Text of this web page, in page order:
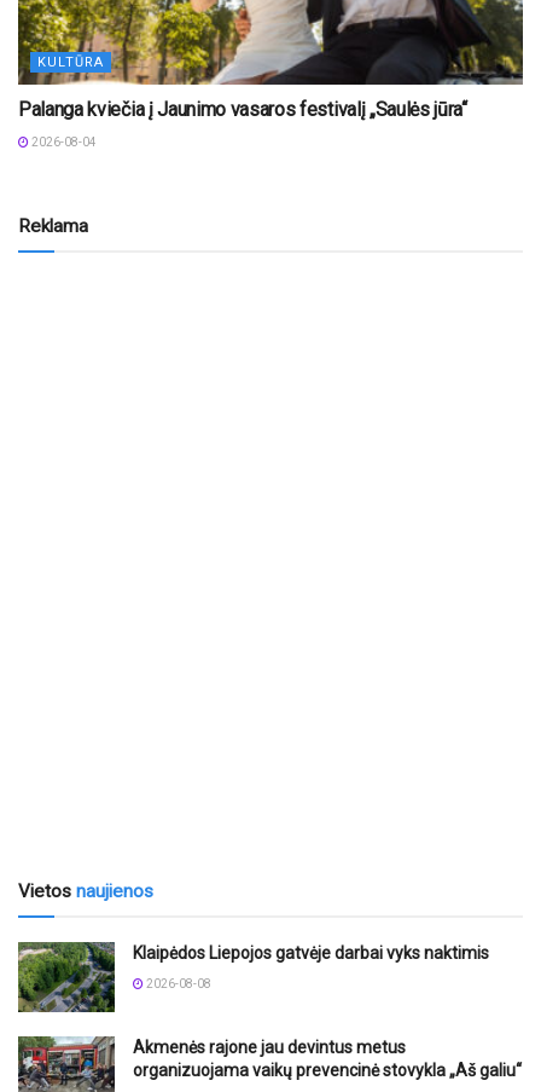
KULTŪRA
Palanga kviečia į Jaunimo vasaros festivalį „Saulės jūra“
2026-08-04
Reklama
Vietos naujienos
Klaipėdos Liepojos gatvėje darbai vyks naktimis
2026-08-08
Akmenės rajone jau devintus metus
organizuojama vaikų prevencinė stovykla „Aš galiu“